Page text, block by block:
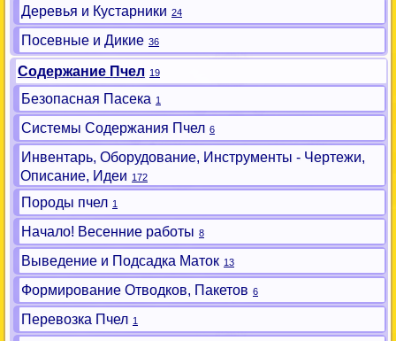
Деревья и Кустарники 24
Посевные и Дикие 36
Содержание Пчел 19
Безопасная Пасека 1
Системы Содержания Пчел 6
Инвентарь, Оборудование, Инструменты - Чертежи,
Описание, Идеи 172
Породы пчел 1
Начало! Весенние работы 8
Выведение и Подсадка Маток 13
Формирование Отводков, Пакетов 6
Перевозка Пчел 1